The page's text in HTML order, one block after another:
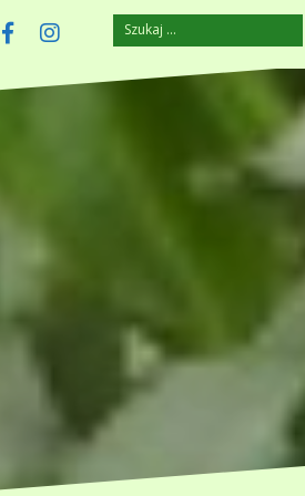
Instagram
szczuplejemy.pl
Szukaj: